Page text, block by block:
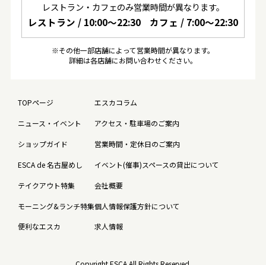
レストラン・カフェのみ営業時間が異なります。
レストラン / 10:00〜22:30 カフェ / 7:00〜22:30
※その他一部店舗によって営業時間が異なります。
詳細は各店舗にお問い合わせください。
TOPページ
ニュース・イベント
ショップガイド
ESCA de 名古屋めし
テイクアウト特集
モーニング&ランチ特集
便利なエスカ
エスカコラム
アクセス・駐車場のご案内
営業時間・定休日のご案内
イベント(催事)スペースの貸出について
会社概要
個人情報保護方針について
求人情報